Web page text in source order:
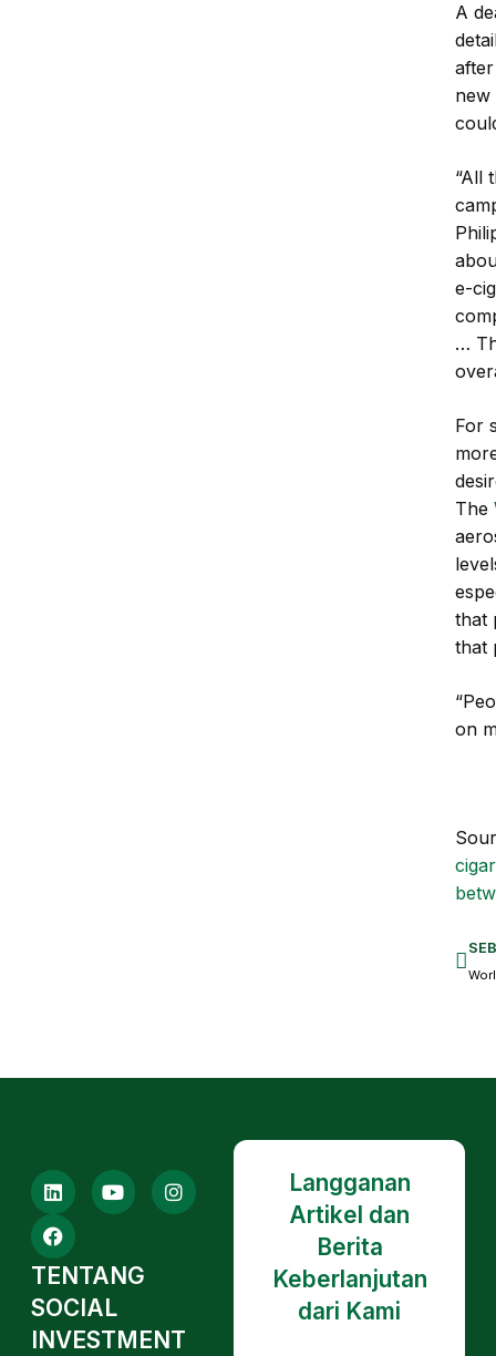
A
new
“All
e-
…
For
The
that
that
on
TENTANG
SOCIAL
INVESTMENT
Langganan
Artikel dan
Berita
Keberlanjutan
dari Kami